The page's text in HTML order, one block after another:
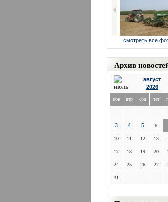
смотреть все
Архив
август
2026
пон втр срд чет
3 4 5 6
10 11 12 13
17 18 19 20
24 25 26 27
31